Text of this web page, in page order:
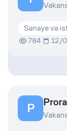
Sənaye və
784 12/
P